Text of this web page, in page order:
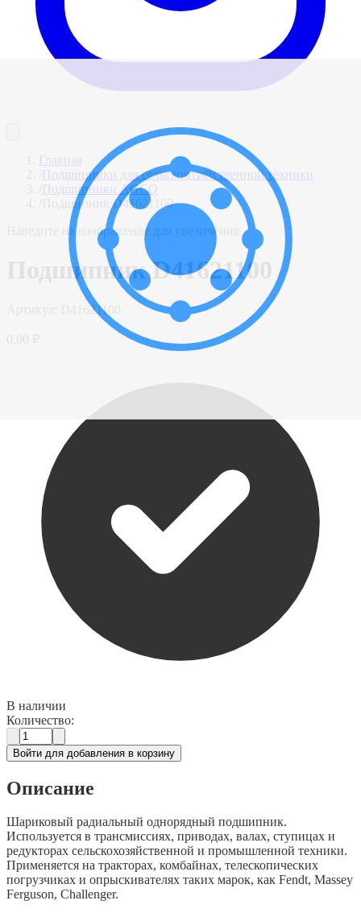
Главная
Подшипники для сельскохозяйственной техники
Подшипники AGCO
Подшипник D41621100
Наведите на изображение для увеличения
Подшипник D41621100
D41621100
В наличии
Количество:
Войти для добавления в корзину
Описание
Шариковый радиальный однорядный подшипник.
Используется в трансмиссиях, приводах, валах, ступицах и
редукторах сельскохозяйственной и промышленной техники.
Применяется на тракторах, комбайнах, телескопических
погрузчиках и опрыскивателях таких марок, как Fendt, Massey
Ferguson, Challenger.